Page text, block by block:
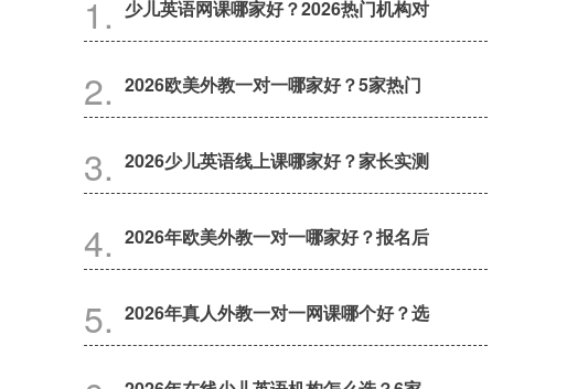
少儿英语网课哪家好？2026热门机构对
2026欧美外教一对一哪家好？5家热门
2026少儿英语线上课哪家好？家长实测
2026年欧美外教一对一哪家好？报名后
2026年真人外教一对一网课哪个好？选